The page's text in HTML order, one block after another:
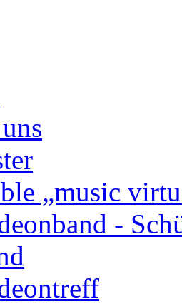
„music
-